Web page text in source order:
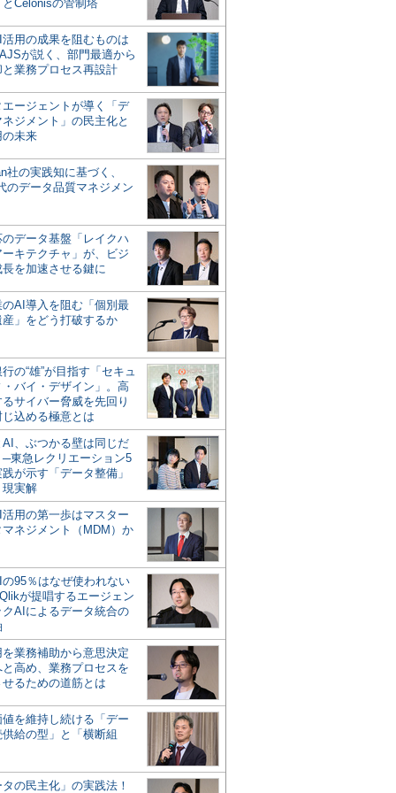
Celonisの管制塔
用の成果を阻むものは
が説く、部門最適から
と業務プロセス再設計
エージェントが導く「デ
ジメント」の民主化と
未来
社の実践知に基づく、
のデータ品質マネジメン
データ基盤「レイクハ
キテクチャ」が、ビジ
を加速させる鍵に
のAI導入を阻む「個別最
産」をどう打破するか
の“雄”が目指す「セキュ
・バイ・デザイン」。高
サイバー脅威を先回り
込める極意とは
、ぶつかる壁は同じだ
─東急レクリエーション5
が示す「データ整備」
現実解
用の第一歩はマスター
マネジメント（MDM）か
95％はなぜ使われない
が提唱するエージェン
クAIによるデータ統合の
業務補助から意思決定
高め、業務プロセスを
るための道筋とは
を維持し続ける「デー
給の型」と「横断組
の民主化」の実践法！